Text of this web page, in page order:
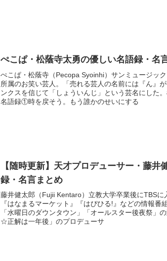
ぺこぱ・松蔭寺太勇の優しい名語録・名
ぺこぱ・松蔭寺（Pecopa Syoinhi）サンミュージッ
所属のお笑い芸人。「売れる芸人の名前には『ん』
ンクスを信じて「しょういんじ」という芸名にした
名語録①時を戻そう。もう誰かのせいにする
【随時更新】天才プロデューサー・藤井
録・名言まとめ
藤井健太郎（Fujii Kentaro）立教大学卒業後にTBSに
『はなまるマーケット』『はぴひる!』などの情報番
「水曜日のダウンタウン」「オールスター後夜祭」
☆正解は一年後」のプロデューサ